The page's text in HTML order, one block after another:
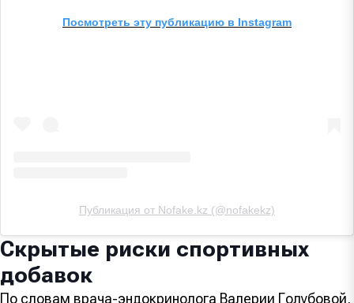
Посмотреть эту публикацию в Instagram
Публикация от Nofake.kz (@nofakekz)
Скрытые риски спортивных
добавок
По словам врача-эндокринолога Валерии Голубовой,